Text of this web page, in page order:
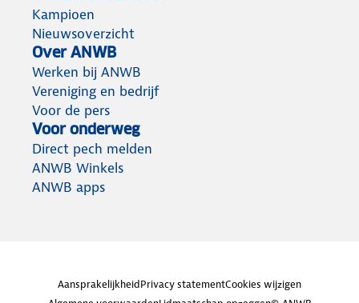
Kampioen
Nieuwsoverzicht
Over ANWB
Werken bij ANWB
Vereniging en bedrijf
Voor de pers
Voor onderweg
Direct pech melden
ANWB Winkels
ANWB apps
AansprakelijkheidPrivacy statementCookies wijzigen